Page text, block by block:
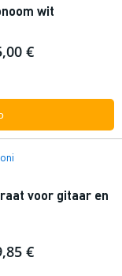
wit
€
voor gitaar en
€